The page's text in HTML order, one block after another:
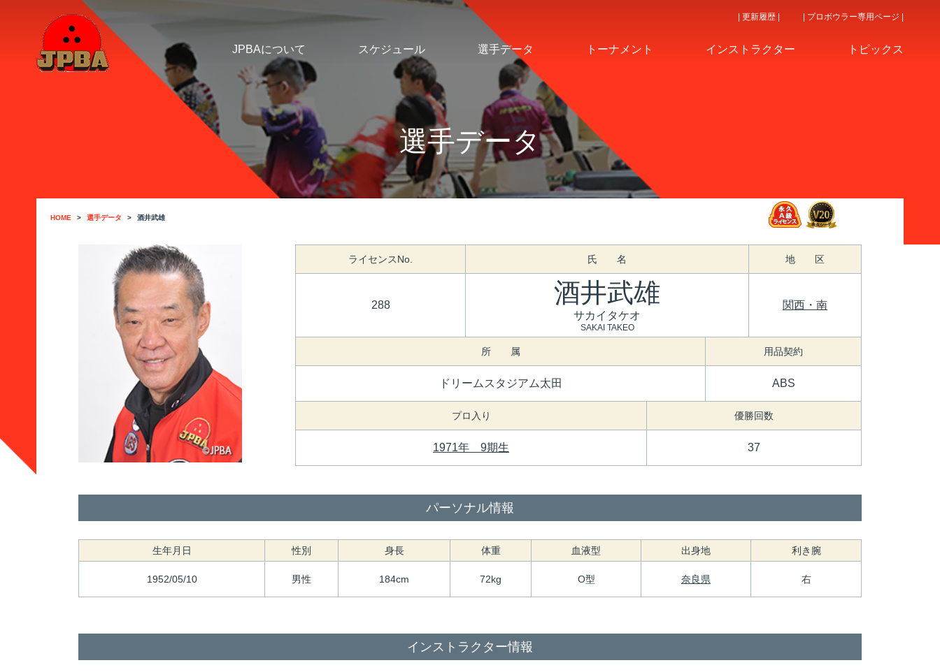
JPBAについて スケジュール 選手データ トーナメント インストラクター トピックス
| 更新履歴 | | プロボウラー専用ページ |
選手データ
HOME 選手データ 酒井武雄
ライセンスNo. 氏 名 地 区
288 酒井武雄
サカイタケオ
SAKAI TAKEO
関西・南
所 属 用品契約
ドリームスタジアム太田 ABS
プロ入り 優勝回数
1971年 9期生 37
パーソナル情報
生年月日 性別 身長 体重 血液型 出身地 利き腕
1952/05/10 男性 184cm 72kg O型 奈良県 右
インストラクター情報